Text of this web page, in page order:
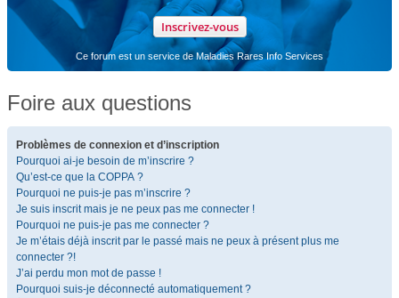
Inscrivez-vous
Ce forum est un service de Maladies Rares Info Services
Foire aux questions
Problèmes de connexion et d’inscription
Pourquoi ai-je besoin de m’inscrire ?
Qu’est-ce que la COPPA ?
Pourquoi ne puis-je pas m’inscrire ?
Je suis inscrit mais je ne peux pas me connecter !
Pourquoi ne puis-je pas me connecter ?
Je m’étais déjà inscrit par le passé mais ne peux à présent plus me
connecter ?!
J’ai perdu mon mot de passe !
Pourquoi suis-je déconnecté automatiquement ?